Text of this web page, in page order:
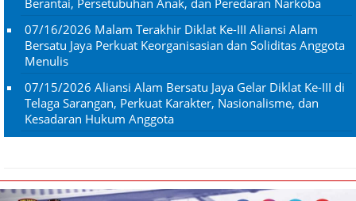
Berantai, Persetubuhan Anak, dan Peredaran Narkoba
07/16/2026 Malam Terakhir Diklat Ke-III Aliansi Alam
Bersatu Jaya Perkuat Keorganisasian dan Soliditas Anggota
Menulis
07/15/2026 Aliansi Alam Bersatu Jaya Gelar Diklat Ke-III di
Telaga Sarangan, Perkuat Karakter, Nasionalisme, dan
Kesadaran Hukum Anggota